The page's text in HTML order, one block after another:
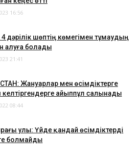
16:56
дәрілік шөптің көмегімен тұмаудың
алуға болады
21:41
Жануарлар мен өсімдіктерге
келтіргендерге айыппұл салынады
08:44
улы: Үйде қандай өсімдіктерді
болмайды